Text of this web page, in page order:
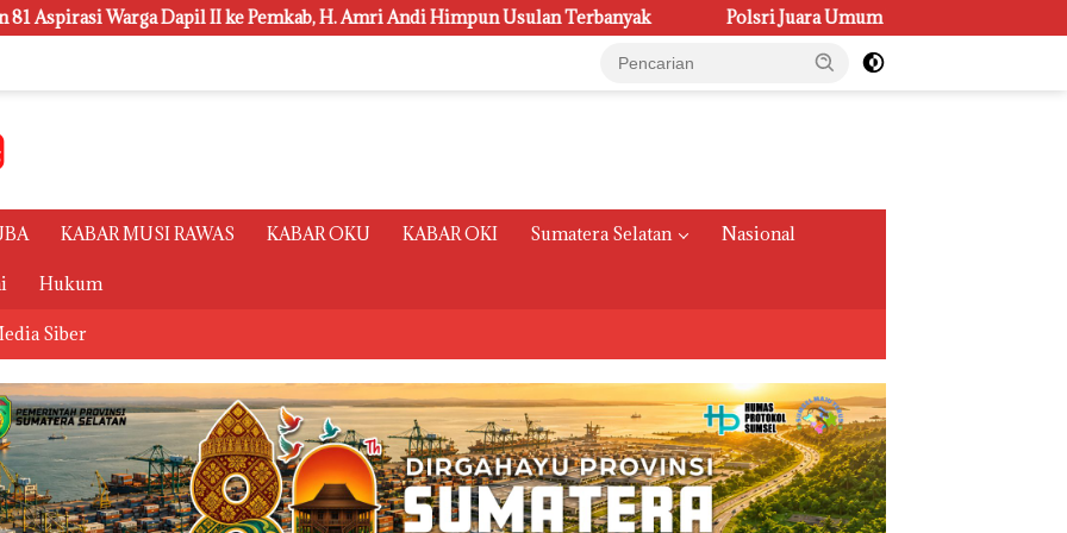
Pemkab, H. Amri Andi Himpun Usulan Terbanyak Polsri Juara Umum PORSENI XV, Raih 60 Medali dan Ukir Gelar
KABAR MUSI RAWAS KABAR OKU KABAR OKI Sumatera Selatan Nasional
Hukum
Siber